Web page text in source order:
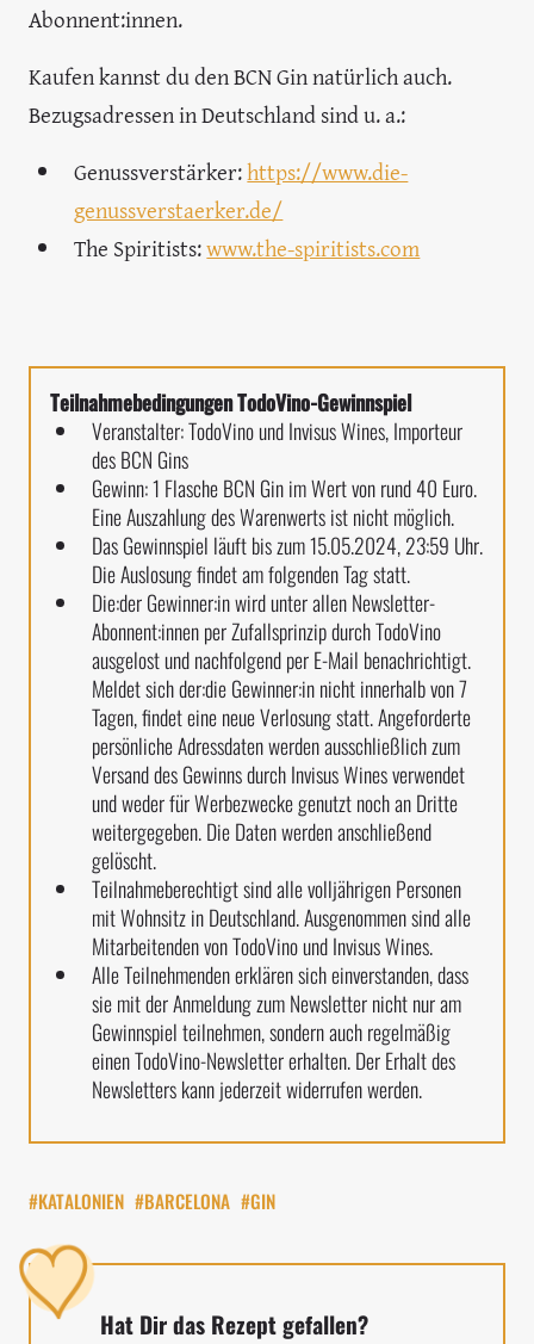
Abonnent:innen.
Kaufen kannst du den BCN Gin natürlich auch.
Bezugsadressen in Deutschland sind u. a.:
Genussverstärker:https://www.die-
genussverstaerker.de/
The Spiritists:www.the-spiritists.com
Teilnahmebedingungen TodoVino-Gewinnspiel
Veranstalter: TodoVino und Invisus Wines, Importeur
des BCN Gins
Gewinn: 1 Flasche BCN Gin im Wert von rund 40 Euro.
Eine Auszahlung des Warenwerts ist nicht möglich.
Das Gewinnspiel läuft bis zum 15.05.2024, 23:59 Uhr.
Die Auslosung findet am folgenden Tag statt.
Die:der Gewinner:in wird unter allen Newsletter-
Abonnent:innen per Zufallsprinzip durch TodoVino
ausgelost und nachfolgend per E-Mail benachrichtigt.
Meldet sich der:die Gewinner:in nicht innerhalb von 7
Tagen, findet eine neue Verlosung statt. Angeforderte
persönliche Adressdaten werden ausschließlich zum
Versand des Gewinns durch Invisus Wines verwendet
und weder für Werbezwecke genutzt noch an Dritte
weitergegeben. Die Daten werden anschließend
gelöscht.
Teilnahmeberechtigt sind alle volljährigen Personen
mit Wohnsitz in Deutschland. Ausgenommen sind alle
Mitarbeitenden von TodoVino und Invisus Wines.
Alle Teilnehmenden erklären sich einverstanden, dass
sie mit der Anmeldung zum Newsletter nicht nur am
Gewinnspiel teilnehmen, sondern auch regelmäßig
einen TodoVino-Newsletter erhalten. Der Erhalt des
Newsletters kann jederzeit widerrufen werden.
#KATALONIEN #BARCELONA #GIN
Hat Dir das Rezept gefallen?